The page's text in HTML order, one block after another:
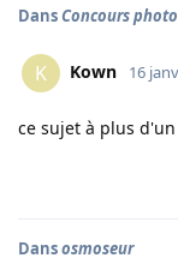
DansConcours
K Kown 16
ce sujet à plus
Dansosmoseur